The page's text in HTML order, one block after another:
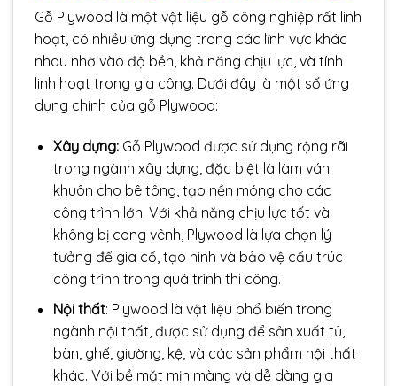
Gỗ Plywood là một vật liệu gỗ công nghiệp rất linh
hoạt, có nhiều ứng dụng trong các lĩnh vực khác
nhau nhờ vào độ bền, khả năng chịu lực, và tính
linh hoạt trong gia công. Dưới đây là một số ứng
dụng chính của gỗ Plywood:
Xây dựng:Gỗ Plywood được sử dụng rộng rãi
trong ngành xây dựng, đặc biệt là làm ván
khuôn cho bê tông, tạo nền móng cho các
công trình lớn. Với khả năng chịu lực tốt và
không bị cong vênh, Plywood là lựa chọn lý
tưởng để gia cố, tạo hình và bảo vệ cấu trúc
công trình trong quá trình thi công.
Nội thất: Plywood là vật liệu phổ biến trong
ngành nội thất, được sử dụng để sản xuất tủ,
bàn, ghế, giường, kệ, và các sản phẩm nội thất
khác. Với bề mặt mịn màng và dễ dàng gia